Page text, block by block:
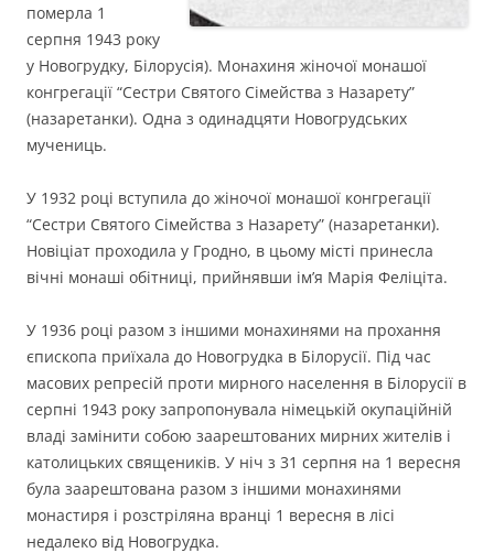
померла 1
серпня 1943 року
у Новогрудку, Білорусія). Монахиня жіночої монашої
конгрегації “Сестри Святого Сімейства з Назарету”
(назаретанки). Одна з одинадцяти Новогрудських
мучениць.
У 1932 році вступила до жіночої монашої конгрегації
“Сестри Святого Сімейства з Назарету” (назаретанки).
Новіціат проходила у Гродно, в цьому місті принесла
вічні монаші обітниці, прийнявши ім’я Марія Феліціта.
У 1936 році разом з іншими монахинями на прохання
єпископа приїхала до Новогрудка в Білорусії. Під час
масових репресій проти мирного населення в Білорусії в
серпні 1943 року запропонувала німецькій окупаційній
владі замінити собою заарештованих мирних жителів і
католицьких священиків. У ніч з 31 серпня на 1 вересня
була заарештована разом з іншими монахинями
монастиря і розстріляна вранці 1 вересня в лісі
недалеко від Новогрудка.